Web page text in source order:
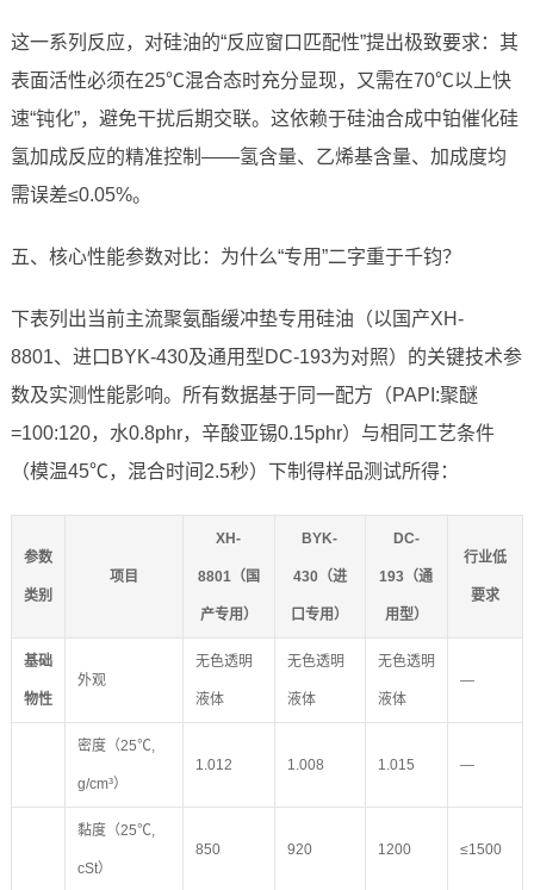
这一系列反应，对硅油的“反应窗口匹配性”提出极致要求：其
表面活性必须在25℃混合态时充分显现，又需在70℃以上快
速“钝化”，避免干扰后期交联。这依赖于硅油合成中铂催化硅
氢加成反应的精准控制——氢含量、乙烯基含量、加成度均
需误差≤0.05%。
五、核心性能参数对比：为什么“专用”二字重于千钧？
下表列出当前主流聚氨酯缓冲垫专用硅油（以国产XH-
8801、进口BYK-430及通用型DC-193为对照）的关键技术参
数及实测性能影响。所有数据基于同一配方（PAPI:聚醚
=100:120，水0.8phr，辛酸亚锡0.15phr）与相同工艺条件
（模温45℃，混合时间2.5秒）下制得样品测试所得：
参数
类别
项目
XH-
8801（国
产专用）
BYK-
430（进
口专用）
DC-
193（通
用型）
行业低
要求
基础
物性
外观
无色透明
液体
无色透明
液体
无色透明
液体
—
密度（25℃,
g/cm³）
1.012 1.008 1.015 —
黏度（25℃,
cSt）
850 920 1200 ≤1500